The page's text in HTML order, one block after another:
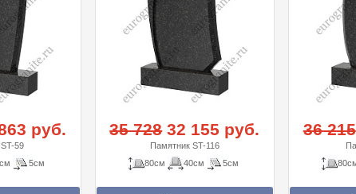
руб.
59
5см
35 72832 155 руб.
Памятник ST-116
80см
40см 5см
36 215